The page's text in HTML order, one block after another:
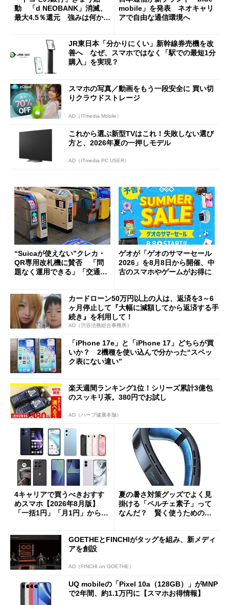
動 「d NEOBANK」消滅、
最大4.5％還元 強みは何か解
mobile」を発表 ネオキャリ
アで自由な通信環境へ
JR東日本「分かりにくい」新幹線券売機を改
善へ なぜ、スマホではなく「駅での最短1分
購入」を実現？
スマホの写真／動画をもう一段安全に 買い切
りクラウドストレージ
AD（ITmedia Mobile）
これから選ぶ新型TVはこれ！失敗しない選び
方と、2026年夏の一押しモデル
AD（ITmedia PC USER）
“Suicaが使えない”クレカ・
QR専用改札機に賛否 「問
題なく運用できる」「交通系I
ゲオが「ゲオのサマーセール
2026」を8月8日から開催、中
古のスマホやゲームがお得に
カードローン50万円以上の人は、返済を3～6
ヶ月停止して『大幅に減額してから返済する手
続き』を利用して！
AD（渋谷法務総合事務所）
「iPhone 17e」と「iPhone 17」どちらが買
いか？ 2機種を使い込んで分かった“スペッ
ク表にない違い”
楽天週間ランキング1位！シリーズ累計3億包
のスッキリ茶。380円でお試し
AD（ハーブ健康本舗）
4キャリアで買うべきおすす
めスマホ【2026年8月版】
「一括1円」「月1円」からお
夏の暑さ対策グッズでよく見
掛ける「ペルチェ素子」って
なんだ？ 賢く使うための注
GOETHEとFINCHIがタッグを組み、新メディ
アを創設
AD（FINCHI on GOETHE）
UQ mobileの「Pixel 10a（128GB）」がMNP
で2年間、約1.1万円に【スマホお得情報】